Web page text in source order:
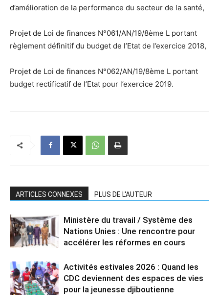
d’amélioration de la performance du secteur de la santé,
Projet de Loi de finances N°061/AN/19/8ème L portant
règlement définitif du budget de l’Etat de l’exercice 2018,
Projet de Loi de finances N°062/AN/19/8ème L portant
budget rectificatif de l’Etat pour l’exercice 2019.
ARTICLES CONNEXES PLUS DE L'AUTEUR
Ministère du travail / Système des
Nations Unies : Une rencontre pour
accélérer les réformes en cours
Activités estivales 2026 : Quand les
CDC deviennent des espaces de vies
pour la jeunesse djiboutienne